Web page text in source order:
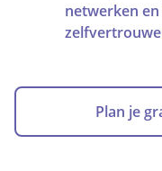
netwerken
Plan je